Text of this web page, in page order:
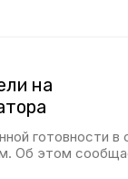
на
готовности в
Об этом